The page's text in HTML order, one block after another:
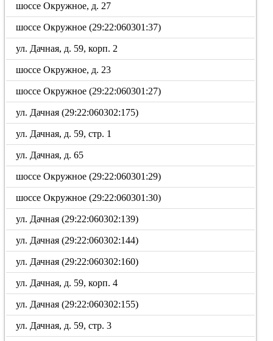
шоссе Окружное, д. 27
шоссе Окружное (29:22:060301:37)
ул. Дачная, д. 59, корп. 2
шоссе Окружное, д. 23
шоссе Окружное (29:22:060301:27)
ул. Дачная (29:22:060302:175)
ул. Дачная, д. 59, стр. 1
ул. Дачная, д. 65
шоссе Окружное (29:22:060301:29)
шоссе Окружное (29:22:060301:30)
ул. Дачная (29:22:060302:139)
ул. Дачная (29:22:060302:144)
ул. Дачная (29:22:060302:160)
ул. Дачная, д. 59, корп. 4
ул. Дачная (29:22:060302:155)
ул. Дачная, д. 59, стр. 3